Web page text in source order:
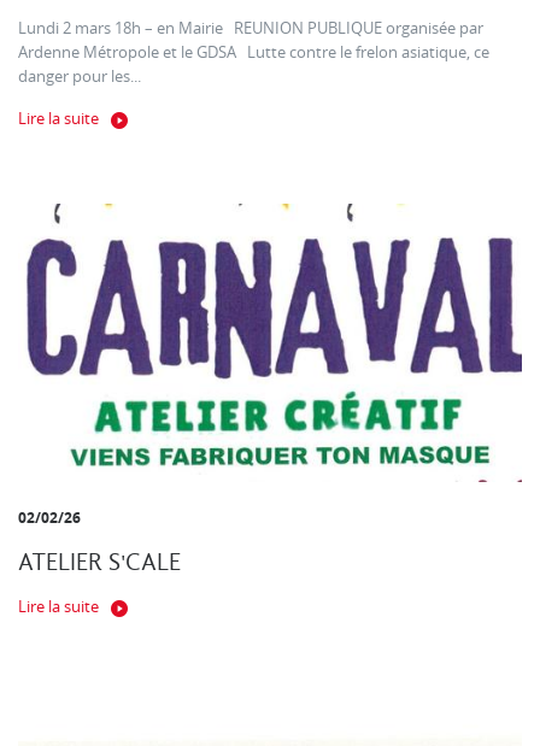
Lundi 2 mars 18h – en Mairie REUNION PUBLIQUE organisée par
Ardenne Métropole et le GDSA Lutte contre le frelon asiatique, ce
danger pour les...
Lire la suite
02/02/26
ATELIER S'CALE
Lire la suite